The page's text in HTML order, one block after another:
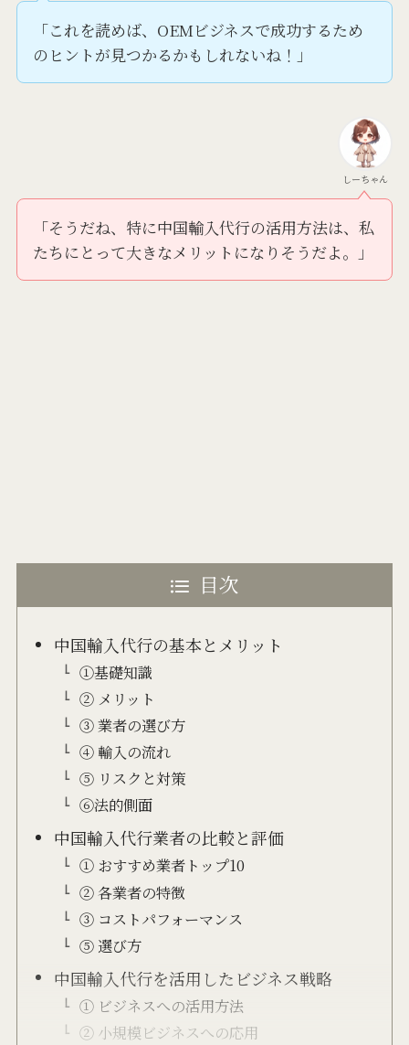
「これを読めば、OEMビジネスで成功するため
のヒントが見つかるかもしれないね！」
しーちゃん
「そうだね、特に中国輸入代行の活用方法は、私
たちにとって大きなメリットになりそうだよ。」
目次
中国輸入代行の基本とメリット
①基礎知識
② メリット
③ 業者の選び方
④ 輸入の流れ
⑤ リスクと対策
⑥法的側面
中国輸入代行業者の比較と評価
① おすすめ業者トップ10
② 各業者の特徴
③ コストパフォーマンス
⑤ 選び方
中国輸入代行を活用したビジネス戦略
① ビジネスへの活用方法
② 小規模ビジネスへの応用